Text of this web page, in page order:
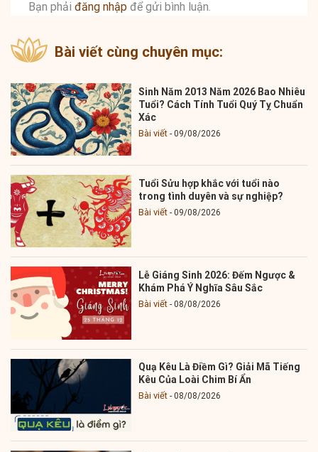
Bạn phải đăng nhập để gửi bình luận.
Bài viết cùng chuyên mục:
Sinh Năm 2013 Năm 2026 Bao Nhiêu
Tuổi? Cách Tính Tuổi Quý Tỵ Chuẩn
Xác
Bài viết 09/08/2026
Tuổi Sửu hợp khắc với tuổi nào
trong tình duyên và sự nghiệp?
Bài viết 09/08/2026
Lễ Giáng Sinh 2026: Đếm Ngược &
Khám Phá Ý Nghĩa Sâu Sắc
Bài viết 08/08/2026
Quạ Kêu Là Điềm Gì? Giải Mã Tiếng
Kêu Của Loài Chim Bí Ẩn
Bài viết 08/08/2026